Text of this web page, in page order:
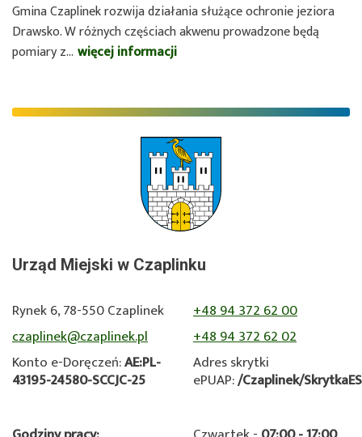
Gmina Czaplinek rozwija działania służące ochronie jeziora
Drawsko. W różnych częściach akwenu prowadzone będą
pomiary z… więcej informacji
Jezioro
Drawsko
–
nowoczesny
monitoring
jakości
wody
Urząd Miejski w Czaplinku
Rynek 6, 78-550 Czaplinek
czaplinek@czaplinek.pl
Konto e-Doręczeń:AE:PL-
43195-24580-SCCJC-25
+48 94 372 62 00
+48 94 372 62 02
Adres skrytki
ePUAP:/Czaplinek/